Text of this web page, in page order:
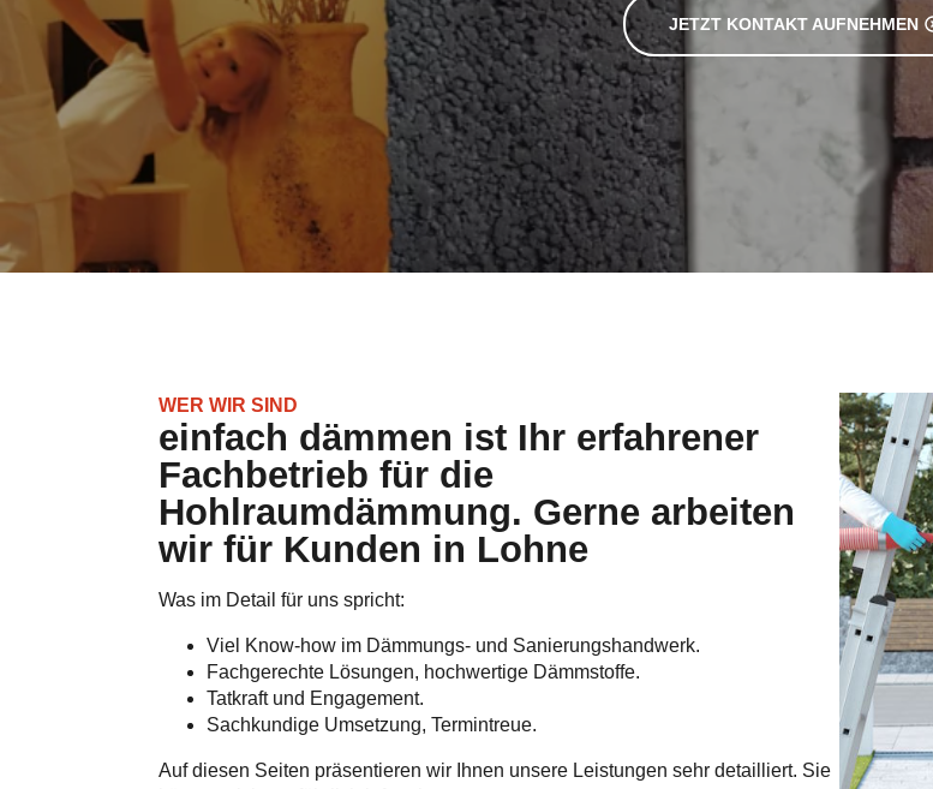
einfach dämmen ist Ihr erfahrener
Fachbetrieb für die
Hohlraumdämmung. Gerne arbeiten
wir für Kunden in Lohne
Was im Detail für uns spricht:
Viel Know-how im Dämmungs- und Sanierungshandwerk.
Fachgerechte Lösungen, hochwertige Dämmstoffe.
Tatkraft und Engagement.
Sachkundige Umsetzung, Termintreue.
Auf diesen Seiten präsentieren wir Ihnen unsere Leistungen sehr detailliert. Sie
können sich ausführlich informieren.